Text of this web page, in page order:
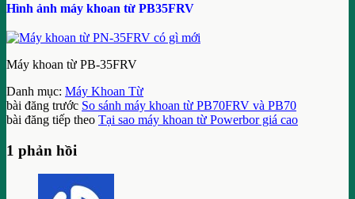
Hình ảnh máy khoan từ PB35FRV
Máy khoan từ PB-35FRV
Danh mục: Máy Khoan Từ
bài đăng trước So sánh máy khoan từ PB70FRV và PB70
bài đăng tiếp theo Tại sao máy khoan từ Powerbor giá cao
1 phản hồi